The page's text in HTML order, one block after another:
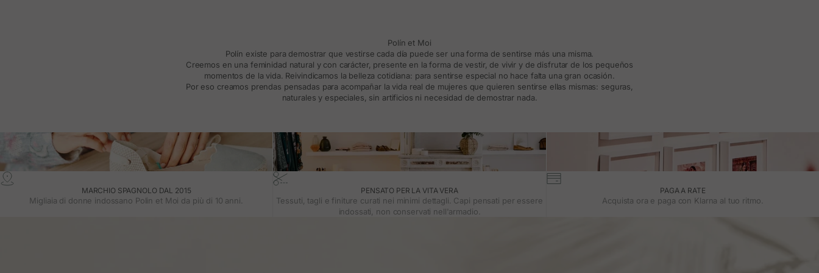
Polín et Moi
Polín existe para demostrar que vestirse cada día puede ser una forma de sentirse más una misma.
Creemos en una feminidad natural y con carácter, presente en la forma de vestir, de vivir y de disfrutar de los pequeños
momentos de la vida. Reivindicamos la belleza cotidiana: para sentirse especial no hace falta una gran ocasión.
Por eso creamos prendas pensadas para acompañar la vida real de mujeres que quieren sentirse ellas mismas: seguras,
naturales y especiales, sin artificios ni necesidad de demostrar nada.
MARCHIO SPAGNOLO DAL 2015
Migliaia di donne indossano Polin et Moi da più di 10 anni.
PENSATO PER LA VITA VERA
Tessuti, tagli e finiture curati nei minimi dettagli. Capi pensati per essere
indossati, non conservati nell'armadio.
PAGA A RATE
Acquista ora e paga con Klarna al tuo ritmo.